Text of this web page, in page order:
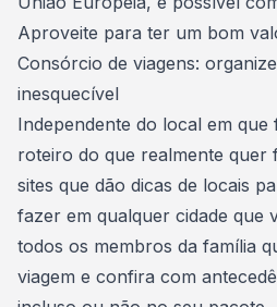
Aproveite para ter um bom
Consórcio de viagens:
inesquecível
Independente do local em que
roteiro do que realmente quer
sites que dão dicas de locais
fazer em qualquer cidade que
todos os membros da família
viagem e confira com